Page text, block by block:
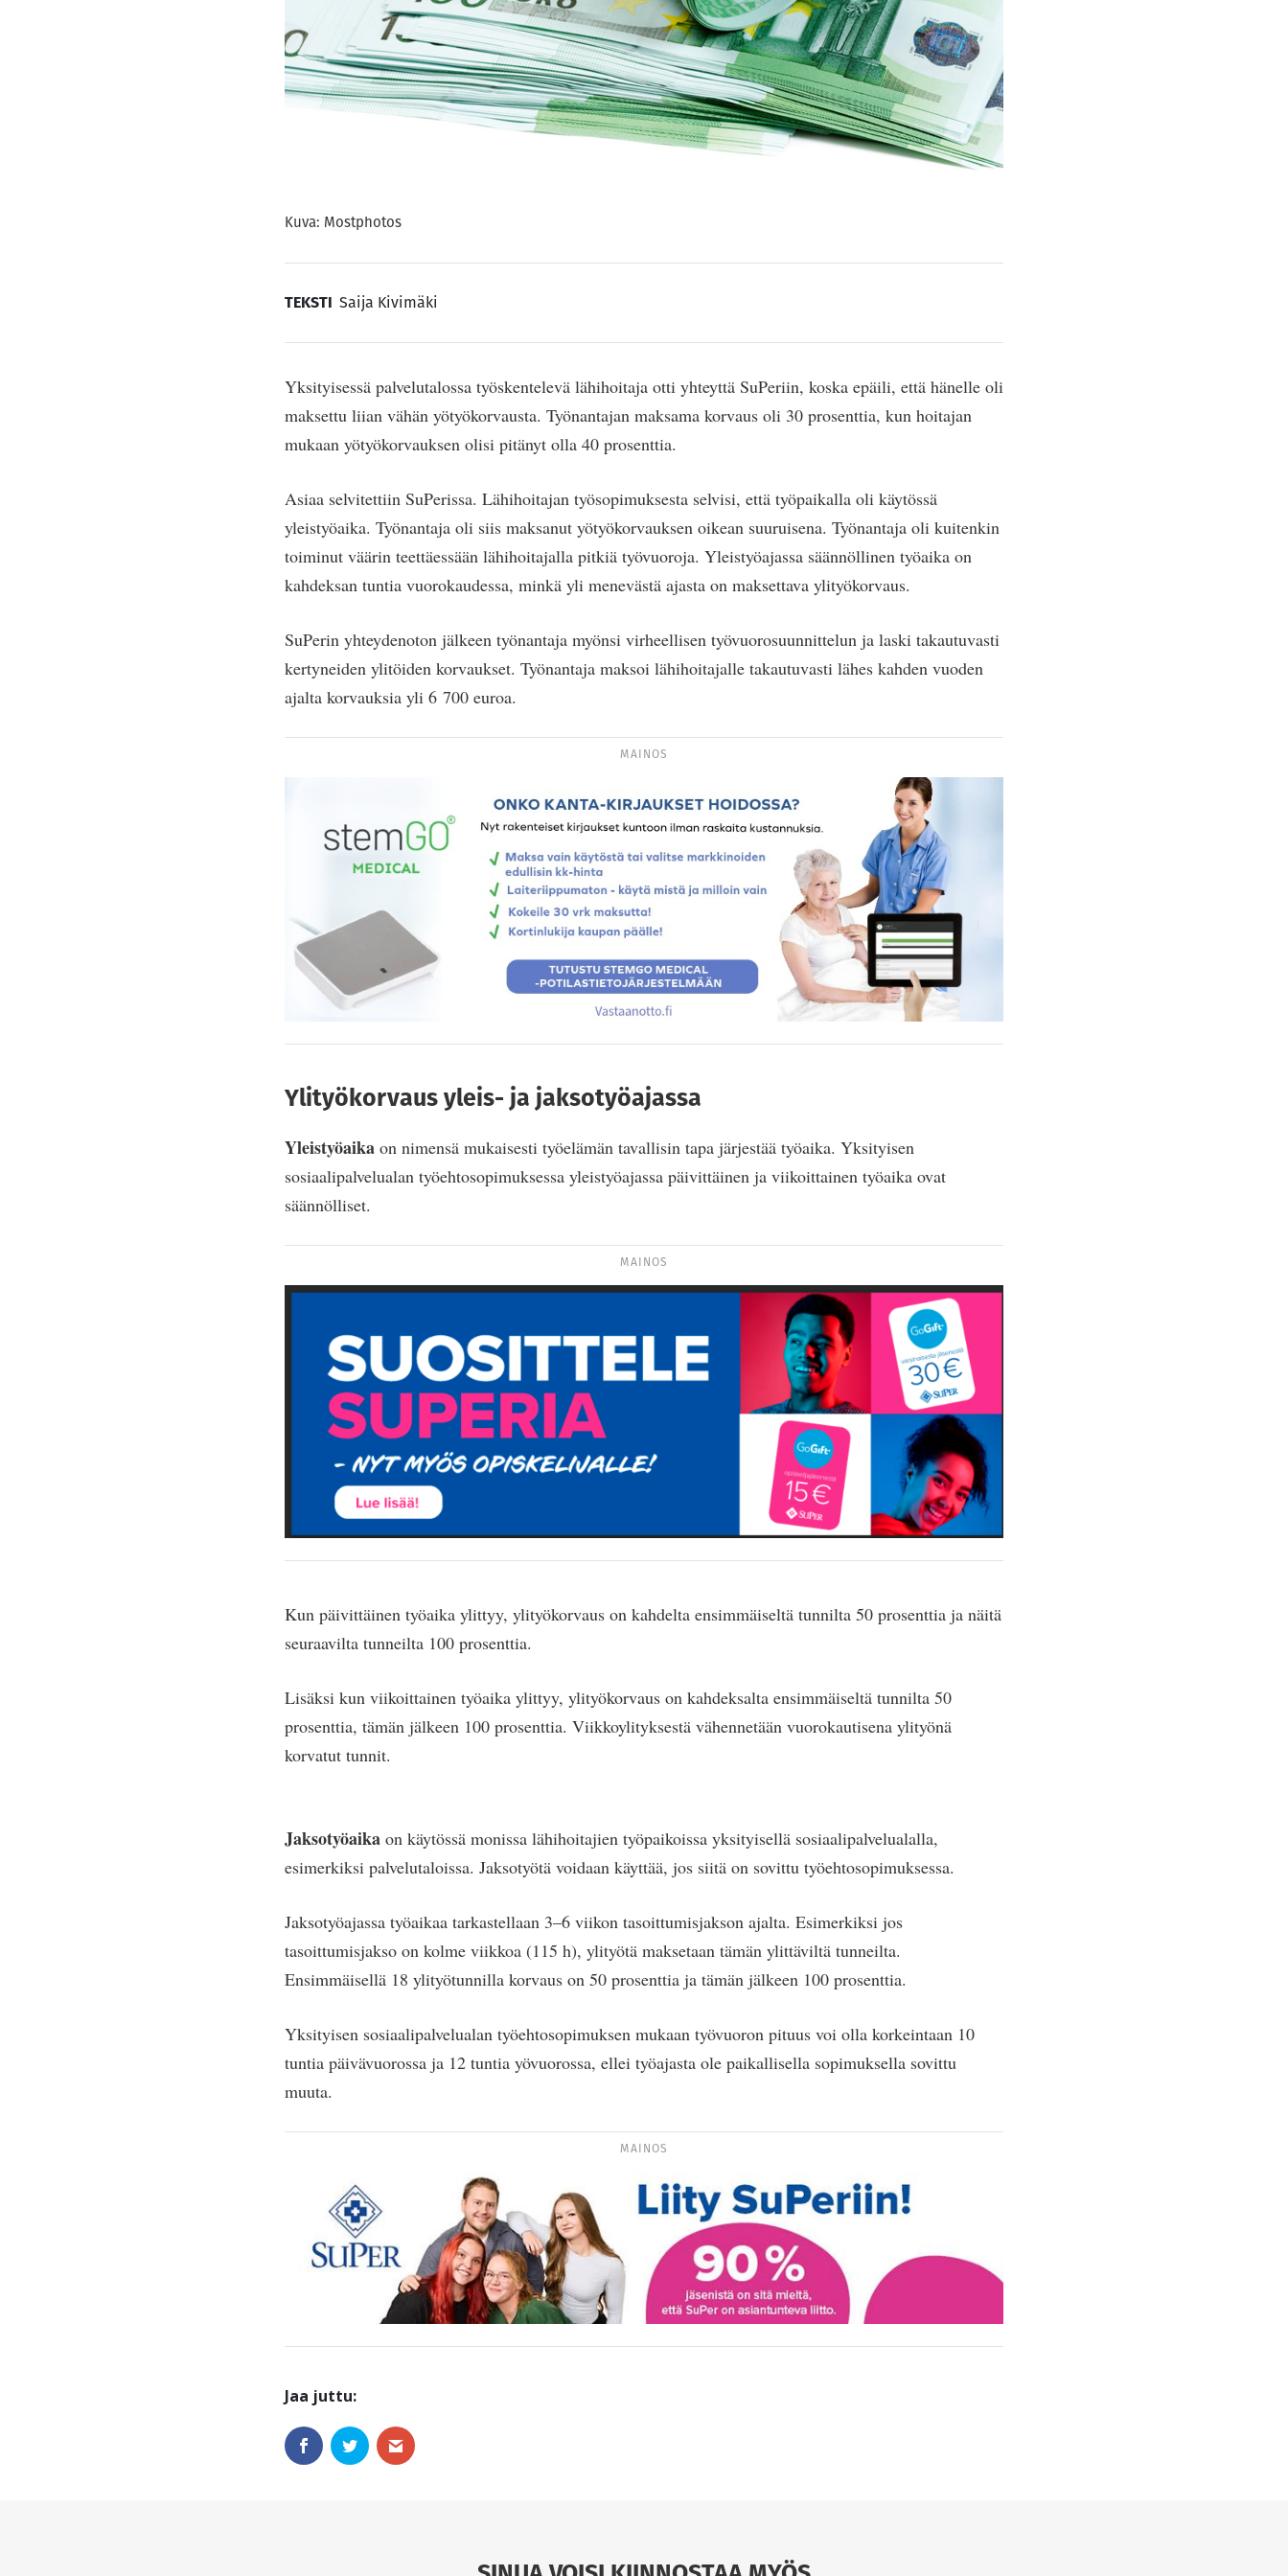
Kuva: Mostphotos
TEKSTI Saija Kivimäki
Yksityisessä palvelutalossa työskentelevä lähihoitaja otti yhteyttä SuPeriin, koska epäili, että hänelle oli
maksettu liian vähän yötyökorvausta. Työnantajan maksama korvaus oli 30 prosenttia, kun hoitajan
mukaan yötyökorvauksen olisi pitänyt olla 40 prosenttia.
Asiaa selvitettiin SuPerissa. Lähihoitajan työsopimuksesta selvisi, että työpaikalla oli käytössä
yleistyöaika. Työnantaja oli siis maksanut yötyökorvauksen oikean suuruisena. Työnantaja oli kuitenkin
toiminut väärin teettäessään lähihoitajalla pitkiä työvuoroja. Yleistyöajassa säännöllinen työaika on
kahdeksan tuntia vuorokaudessa, minkä yli menevästä ajasta on maksettava ylityökorvaus.
SuPerin yhteydenoton jälkeen työnantaja myönsi virheellisen työvuorosuunnittelun ja laski takautuvasti
kertyneiden ylitöiden korvaukset. Työnantaja maksoi lähihoitajalle takautuvasti lähes kahden vuoden
ajalta korvauksia yli 6 700 euroa.
MAINOS
Ylityökorvaus yleis- ja jaksotyöajassa
Yleistyöaika on nimensä mukaisesti työelämän tavallisin tapa järjestää työaika. Yksityisen
sosiaalipalvelualan työehtosopimuksessa yleistyöajassa päivittäinen ja viikoittainen työaika ovat
säännölliset.
MAINOS
Kun päivittäinen työaika ylittyy, ylityökorvaus on kahdelta ensimmäiseltä tunnilta 50 prosenttia ja näitä
seuraavilta tunneilta 100 prosenttia.
Lisäksi kun viikoittainen työaika ylittyy, ylityökorvaus on kahdeksalta ensimmäiseltä tunnilta 50
prosenttia, tämän jälkeen 100 prosenttia. Viikkoylityksestä vähennetään vuorokautisena ylityönä
korvatut tunnit.
Jaksotyöaika on käytössä monissa lähihoitajien työpaikoissa yksityisellä sosiaalipalvelualalla,
esimerkiksi palvelutaloissa. Jaksotyötä voidaan käyttää, jos siitä on sovittu työehtosopimuksessa.
Jaksotyöajassa työaikaa tarkastellaan 3–6 viikon tasoittumisjakson ajalta. Esimerkiksi jos
tasoittumisjakso on kolme viikkoa (115 h), ylityötä maksetaan tämän ylittäviltä tunneilta.
Ensimmäisellä 18 ylityötunnilla korvaus on 50 prosenttia ja tämän jälkeen 100 prosenttia.
Yksityisen sosiaalipalvelualan työehtosopimuksen mukaan työvuoron pituus voi olla korkeintaan 10
tuntia päivävuorossa ja 12 tuntia yövuorossa, ellei työajasta ole paikallisella sopimuksella sovittu
muuta.
MAINOS